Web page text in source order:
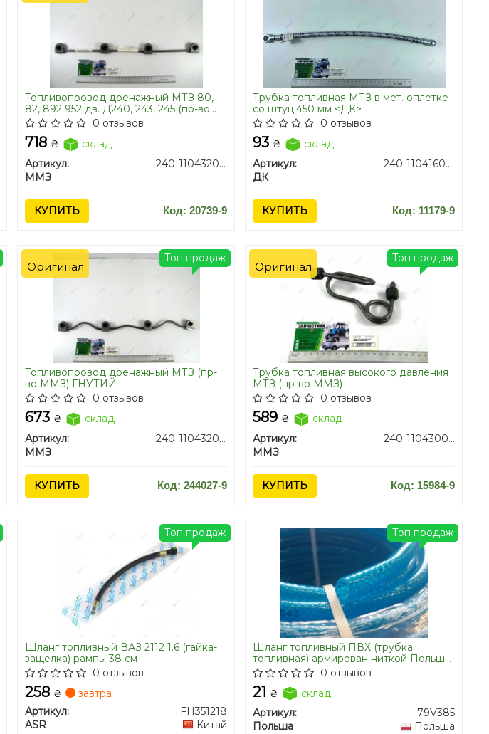
Топливопровод дренажный МТЗ 80,
82, 892 952 дв. Д240, 243, 245 (пр-во
ММЗ) "обратка" ПРЯМАЯ
0 отзывов
718 ₴
склад
Артикул:
240-1104320-А2
ММЗ
КУПИТЬ Код: 20739-9
Трубка топливная МТЗ в мет. оплетке
со штуц.450 мм <ДК>
0 отзывов
93 ₴
склад
Артикул:
240-1104160-02-14
ДК
КУПИТЬ Код: 11179-9
Топливопровод дренажный МТЗ (пр-
во ММЗ) ГНУТИЙ
0 отзывов
673 ₴
склад
Артикул:
240-1104320-А2-02
ММЗ
КУПИТЬ Код: 244027-9
Топ продаж
Оригинал
Трубка топливная высокого давления
МТЗ (пр-во ММЗ)
0 отзывов
589 ₴
склад
Артикул:
240-1104300-01
ММЗ
КУПИТЬ Код: 15984-9
Топ продаж
Оригинал
Шланг топливный ВАЗ 2112 1.6 (гайка-
защелка) рампы 38 см
0 отзывов
258 ₴
завтра
Артикул:
FH351218
ASR
Китай
Топ продаж
Шланг топливный ПВХ (трубка
топливная) армирован ниткой Польша
D=6 мм на метраж бухта 50м 8 бар
0 отзывов
21 ₴
склад
Артикул:
79V385
Польша
Польша
Топ продаж